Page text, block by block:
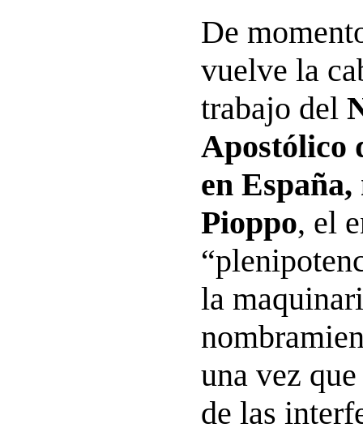
De
vuelve la
trabajo del
Apostólico
en
Pioppo, el
la
una vez
de las